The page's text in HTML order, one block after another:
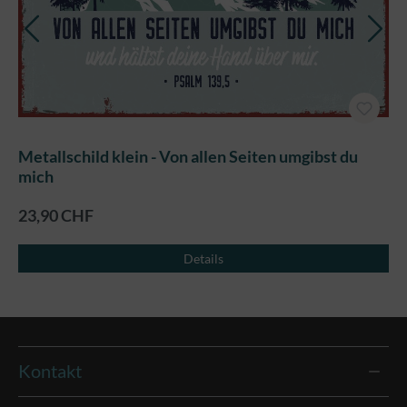
Metallschild klein - Von allen Seiten umgibst du
mich
23,90 CHF
Details
Kontakt